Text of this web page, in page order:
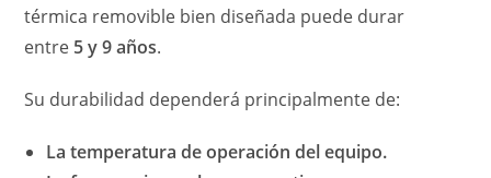
térmica removible bien diseñada puede durar
entre 5 y 9 años.
Su durabilidad dependerá principalmente de:
La temperatura de operación del equipo.